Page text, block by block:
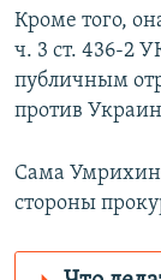
Кроме того,
ч. 3 ст. 436-2
публичным
против
Сама
стороны